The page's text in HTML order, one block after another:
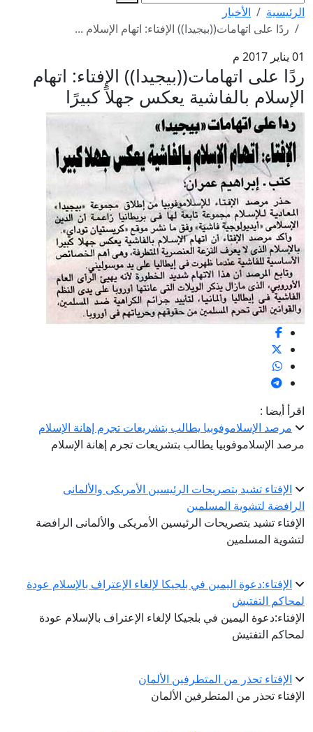
الرئيسية
الأخبار
ردًا على اتهامات((بيجيدا)) الإفتاء: اتهام الإسلام ...
01 يناير 2017 م
ردًا على اتهامات((بيجيدا)) الإفتاء: اتهام
الإسلام بالفاشية يعكس جهلاً كبيرًا
اقرأ أيضا :
مرصد الإسلاموفوبيا يطالب بتشريعات تجرم إهانة الإسلام
مرصد الإسلاموفوبيا يطالب بتشريعات تجرم إهانة الإسلام
الإفتاء تشيد بتصريحات الرئيسين الأمريكى والألمانى
الرافضة لتشوية المسلمين
الإفتاء تشيد بتصريحات الرئيسين الأمريكى والألمانى الرافضة
لتشوية المسلمين
الإفتاء:دعوة اليمين في بلجيكا لإلغاء الإعتراف بالإسلام عودة
لمحاكم التفتيش
الإفتاء:دعوة اليمين في بلجيكا لإلغاء الإعتراف بالإسلام عودة
لمحاكم التفتيش
الإفتاء تحذر من المتطرفين الألمان
الإفتاء تحذر من المتطرفين الألمان